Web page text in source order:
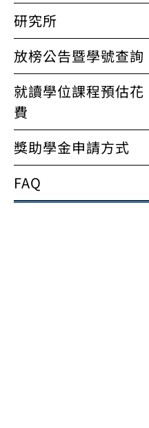
研究所
放榜公告暨學號查詢
就讀學位課程預估花
費
獎助學金申請方式
FAQ